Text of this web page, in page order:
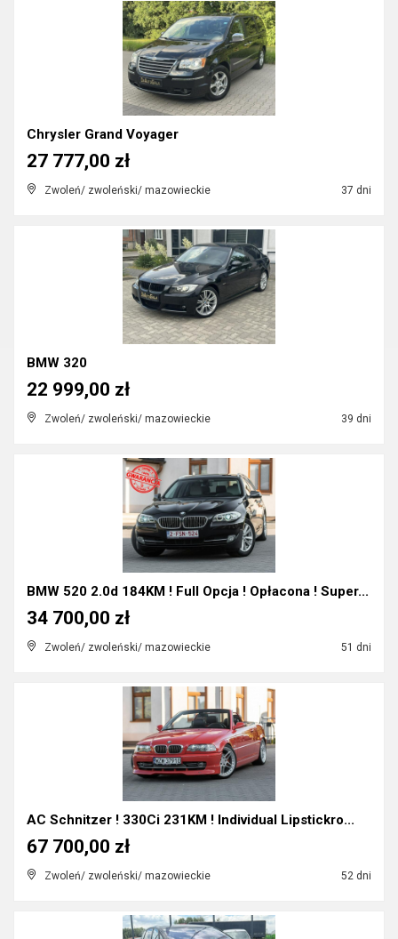
Chrysler Grand Voyager
Zwoleń/ zwoleński/ mazowieckie 37 dni
27 777,00 zł
BMW 320
Zwoleń/ zwoleński/ mazowieckie 39 dni
22 999,00 zł
BMW 520 2.0d 184KM ! Full Opcja ! Opłacona ! Super...
Zwoleń/ zwoleński/ mazowieckie 51 dni
34 700,00 zł
AC Schnitzer ! 330Ci 231KM ! Individual Lipstickro...
Zwoleń/ zwoleński/ mazowieckie 52 dni
67 700,00 zł